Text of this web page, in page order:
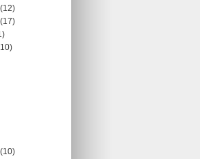
(12)
(17)
(10)